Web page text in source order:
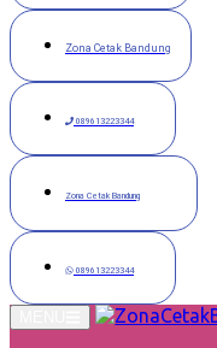
Zona Cetak Bandung
089613223344
Zona Cetak Bandung
089613223344